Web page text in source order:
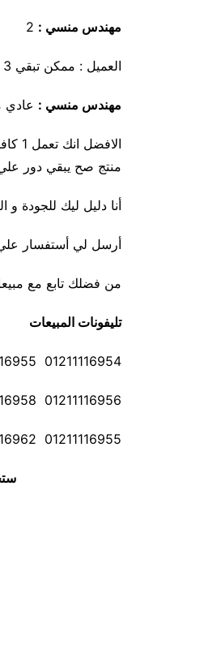
مهندس منسي :
العميل : ممكن تبقي 3
مهندس منسي : عادي ممكن
منتج صح يبقي دور
أنا دليل ليك
أرسل لي أستفسار علي
من فضلك تابع مع
تليفونات المبيعات
01211116954 01211116955
01211116956 01211116958
01211116955 01211116962